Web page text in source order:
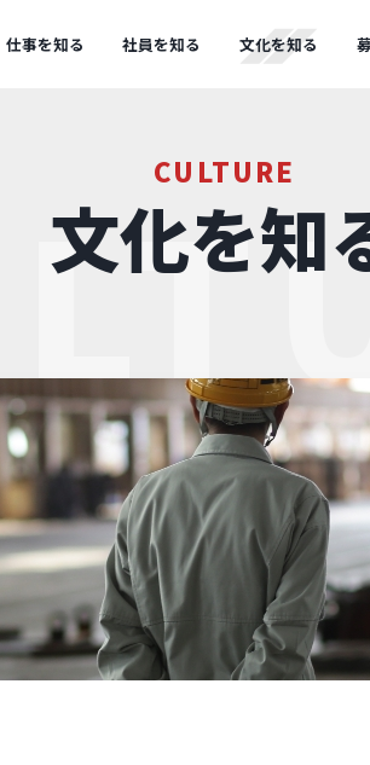
仕事を知る 社員を知る 文化を知る
CULTURE
文化を知